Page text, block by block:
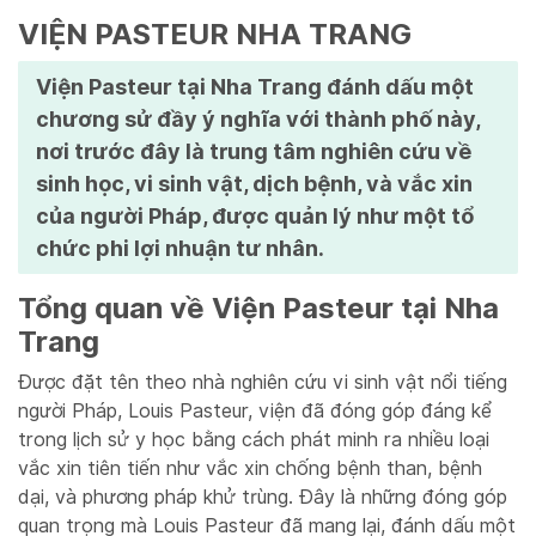
VIỆN PASTEUR NHA TRANG
Viện Pasteur tại Nha Trang đánh dấu một
chương sử đầy ý nghĩa với thành phố này,
nơi trước đây là trung tâm nghiên cứu về
sinh học, vi sinh vật, dịch bệnh, và vắc xin
của người Pháp, được quản lý như một tổ
chức phi lợi nhuận tư nhân.
Tổng quan về Viện Pasteur tại Nha
Trang
Được đặt tên theo nhà nghiên cứu vi sinh vật nổi tiếng
người Pháp, Louis Pasteur, viện đã đóng góp đáng kể
trong lịch sử y học bằng cách phát minh ra nhiều loại
vắc xin tiên tiến như vắc xin chống bệnh than, bệnh
dại, và phương pháp khử trùng. Đây là những đóng góp
quan trọng mà Louis Pasteur đã mang lại, đánh dấu một